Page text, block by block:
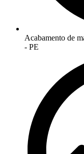
Acabamento de
- PE